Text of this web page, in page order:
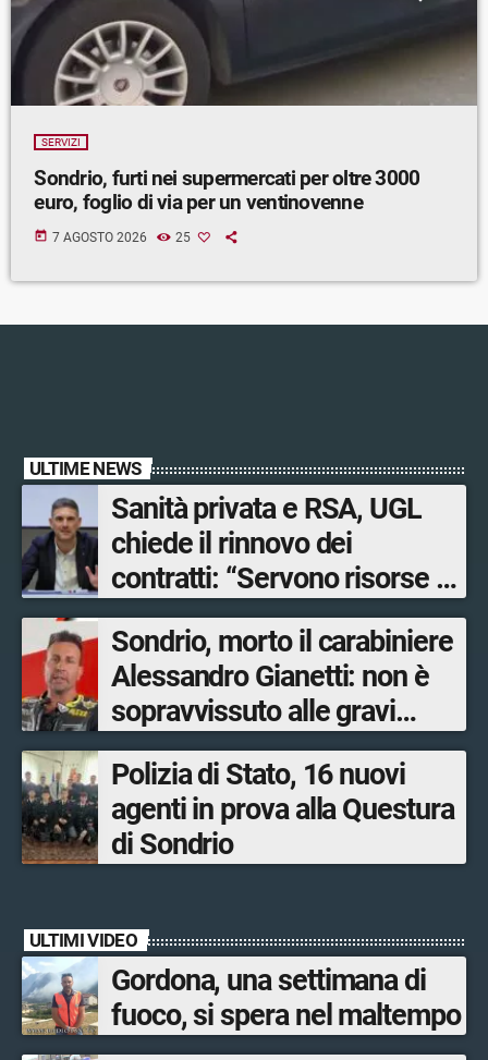
SERVIZI
Sondrio, furti nei supermercati per oltre 3000
euro, foglio di via per un ventinovenne
today 7 AGOSTO 2026 25
ULTIME NEWS
Sanità privata e RSA, UGL
chiede il rinnovo dei
contratti: “Servono risorse e
salari adeguati”
Sondrio, morto il carabiniere
Alessandro Gianetti: non è
sopravvissuto alle gravi
ustioni
Polizia di Stato, 16 nuovi
agenti in prova alla Questura
di Sondrio
ULTIMI VIDEO
Gordona, una settimana di
fuoco, si spera nel maltempo